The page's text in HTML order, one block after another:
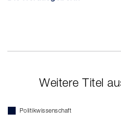
Weitere Titel
Politikwissenschaft